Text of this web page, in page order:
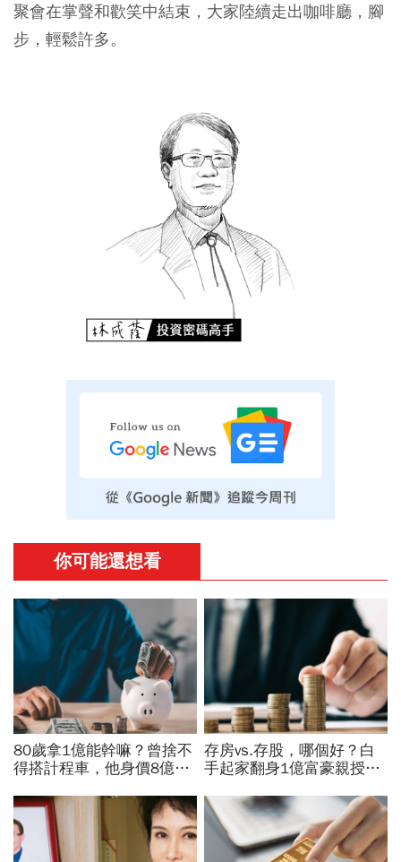
聚會在掌聲和歡笑中結束，大家陸續走出咖啡廳，腳
步，輕鬆許多。